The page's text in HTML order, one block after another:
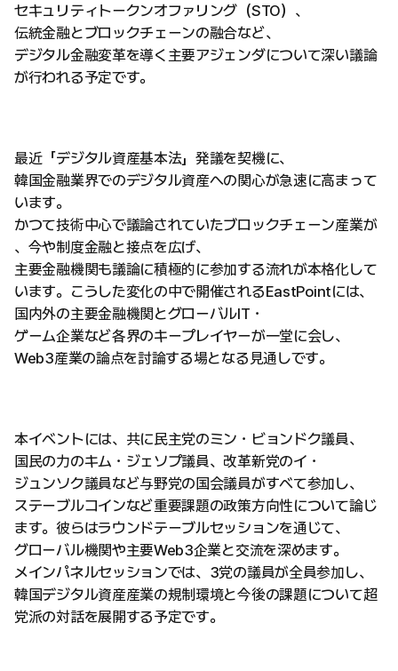
セキュリティトークンオファリング（STO）、
伝統金融とブロックチェーンの融合など、
デジタル金融変革を導く主要アジェンダについて深い議論
が行われる予定です。
最近「デジタル資産基本法」発議を契機に、
韓国金融業界でのデジタル資産への関心が急速に高まって
います。
かつて技術中心で議論されていたブロックチェーン産業が
、今や制度金融と接点を広げ、
主要金融機関も議論に積極的に参加する流れが本格化して
います。こうした変化の中で開催されるEastPointには、
国内外の主要金融機関とグローバルIT・
ゲーム企業など各界のキープレイヤーが一堂に会し、
Web3産業の論点を討論する場となる見通しです。
本イベントには、共に民主党のミン・ビョンドク議員、
国民の力のキム・ジェソプ議員、改革新党のイ・
ジュンソク議員など与野党の国会議員がすべて参加し、
ステーブルコインなど重要課題の政策方向性について論じ
ます。彼らはラウンドテーブルセッションを通じて、
グローバル機関や主要Web3企業と交流を深めます。
メインパネルセッションでは、3党の議員が全員参加し、
韓国デジタル資産産業の規制環境と今後の課題について超
党派の対話を展開する予定です。